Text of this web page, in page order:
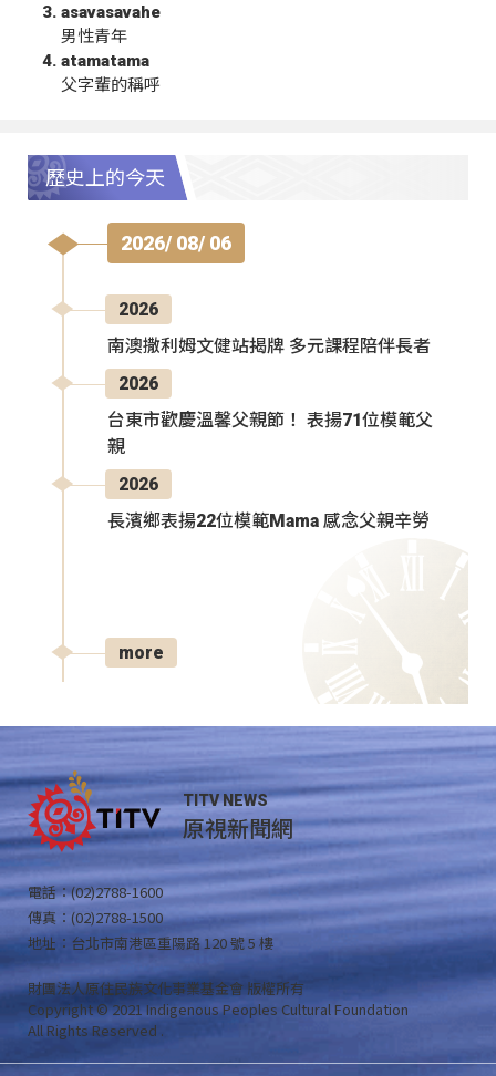
asavasavahe
男性青年
atamatama
父字輩的稱呼
歷史上的今天
2026/ 08/ 06
2026
南澳撒利姆文健站揭牌 多元課程陪伴長者
2026
台東市歡慶溫馨父親節！ 表揚71位模範父
親
2026
長濱鄉表揚22位模範Mama 感念父親辛勞
more
TITV NEWS
原視新聞網
電話：(02)2788-1600
傳真：(02)2788-1500
地址：台北市南港區重陽路 120 號 5 樓
財團法人原住民族文化事業基金會 版權所有
Copyright © 2021 Indigenous Peoples Cultural Foundation
All Rights Reserved .